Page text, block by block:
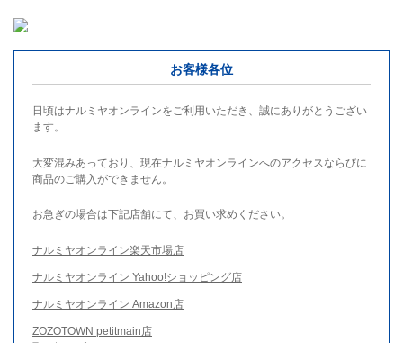
お客様各位
日頃はナルミヤオンラインをご利用いただき、誠にありがとうござい
ます。
大変混みあっており、現在ナルミヤオンラインへのアクセスならびに
商品のご購入ができません。
お急ぎの場合は下記店舗にて、お買い求めください。
ナルミヤオンライン楽天市場店
ナルミヤオンライン Yahoo!ショッピング店
ナルミヤオンライン Amazon店
ZOZOTOWN petitmain店